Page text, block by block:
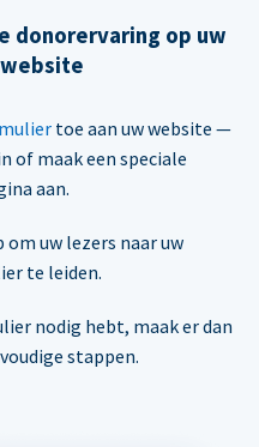
donorervaring op uw
toe aan uw website —
of maak een speciale
aan.
uw lezers naar uw
te leiden.
nodig hebt, maak er dan
stappen.